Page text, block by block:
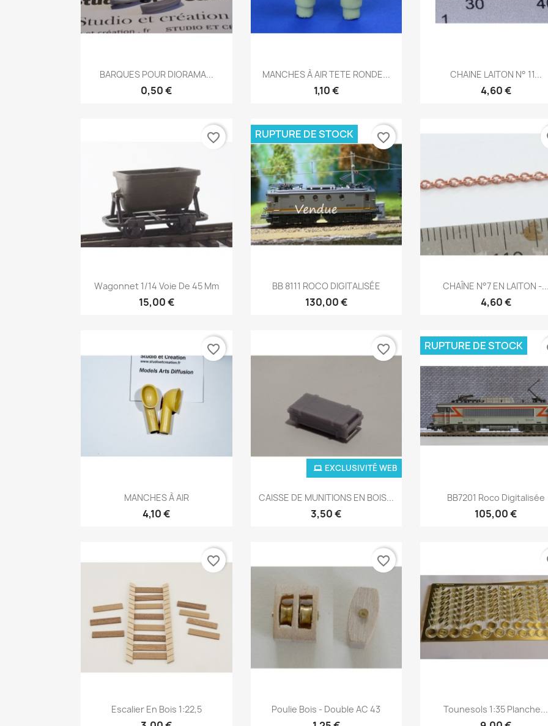
Aperçu rapide
BARQUES POUR DIORAMA...
0,50 €
Aperçu rapide
MANCHES À AIR TETE RONDE...
1,10 €
Aperçu rapide
CHAINE LAITON N° 11...
4,60 €
Aperçu rapide
Wagonnet 1/14 Voie De 45 Mm
15,00 €
favorite_border
Aperçu rapide
BB 8111 ROCO DIGITALISÉE
130,00 €
RUPTURE DE STOCK favorite_border
Aperçu rapide
CHAÎNE N°7 EN LAITON -...
4,60 €
Aperçu rapide
MANCHES À AIR
4,10 €
favorite_border
Aperçu rapide
CAISSE DE MUNITIONS EN BOIS...
3,50 €
EXCLUSIVITÉ WEB
favorite_border
Aperçu rapide
BB7201 Roco Digitalisée
105,00 €
RUPTURE DE STOCK
Aperçu rapide
Escalier En Bois 1:22,5
favorite_border
 Aperçu rapide
Poulie Bois - Double AC 43
favorite_border
Aperçu rapide
Tounesols 1:35 Planche...